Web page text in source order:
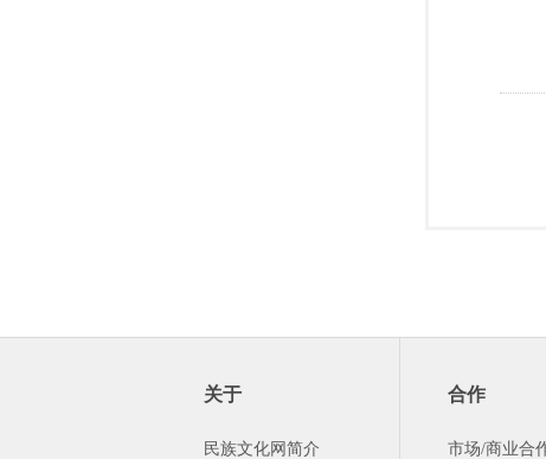
关于
民族文化网简介
合作
市场/商业合